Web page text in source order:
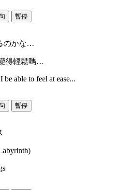
暫停
のかな…
得輕鬆嗎…
able to feel at ease...
暫停